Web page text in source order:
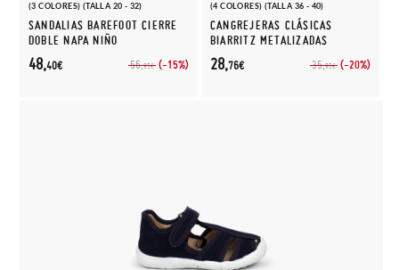
(3 COLORES) (TALLA 20 - 32)
SANDALIAS BAREFOOT CIERRE
DOBLE NAPA NIÑO
56,95€ (-15%)
48,40€
(4 COLORES) (TALLA 36 - 40)
CANGREJERAS CLÁSICAS
BIARRITZ METALIZADAS
35,95€ (-20%)
28,76€